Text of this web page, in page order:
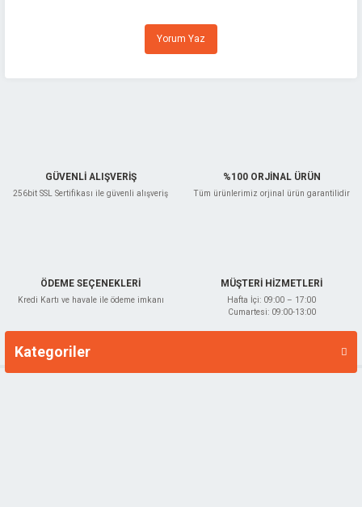
Ürün resmi kalitesiz, bozuk veya görüntülenemiyor.
Ürün açıklamasında eksik bilgiler bulunuyor.
Yorum Yaz
GÜVENLİ ALIŞVERİŞ
256bit SSL Sertifikası ile güvenli alışveriş
%100 ORJİNAL ÜRÜN
Tüm ürünlerimiz orjinal ürün garantilidir
ÖDEME SEÇENEKLERİ
Kredi Kartı ve havale ile ödeme imkanı
MÜŞTERİ HİZMETLERİ
Hafta İçi: 09:00 – 17:00
Cumartesi: 09:00-13:00
Kategoriler
Markalar